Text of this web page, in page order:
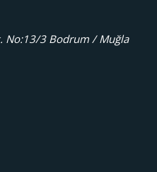
No:13/3 Bodrum / Muğla